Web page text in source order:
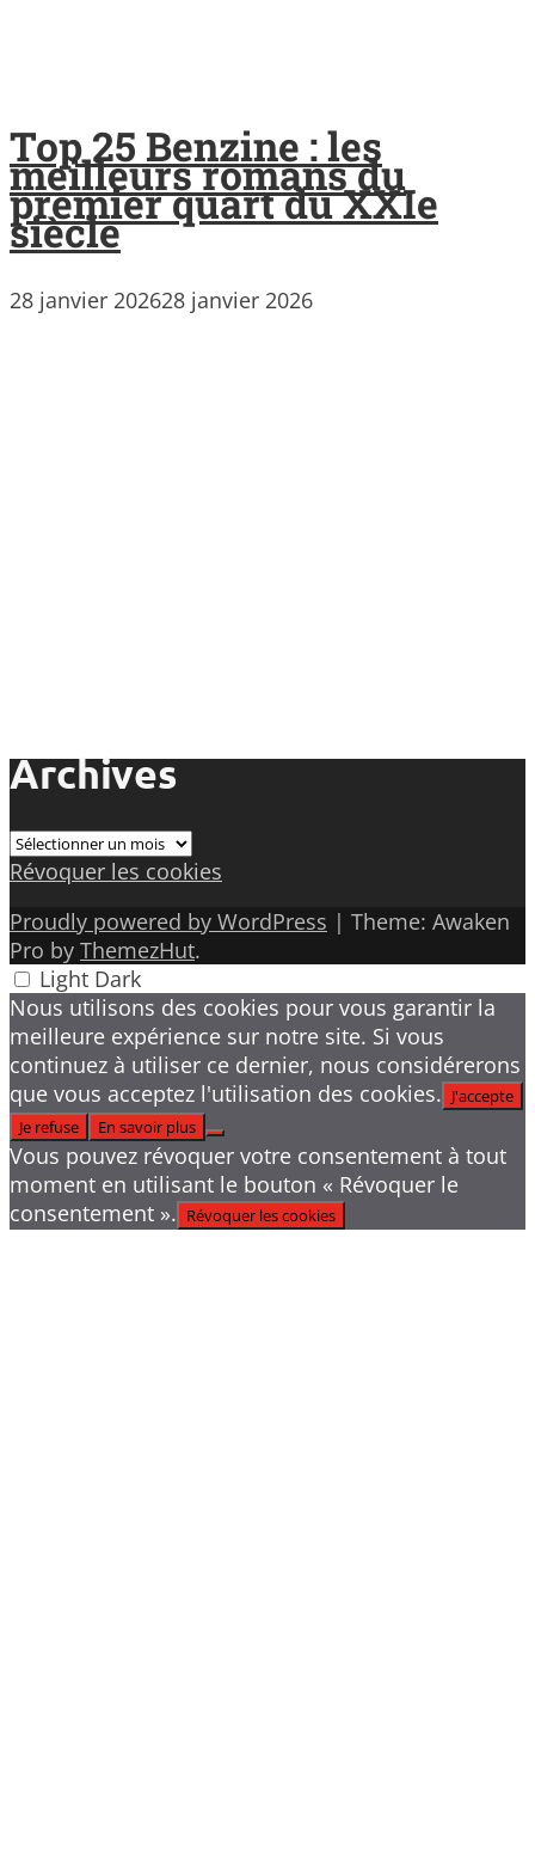
Top 25 Benzine : les
meilleurs romans du
premier quart du XXIe
siècle
28 janvier 202628 janvier 2026
Archives
Archives
Révoquer les cookies
Proudly powered by WordPress | Theme: Awaken
Pro by ThemezHut.
Light Dark
Nous utilisons des cookies pour vous garantir la
meilleure expérience sur notre site. Si vous
continuez à utiliser ce dernier, nous considérerons
que vous acceptez l'utilisation des cookies. J'accepte
Je refuse
En savoir plus
Vous pouvez révoquer votre consentement à tout
moment en utilisant le bouton « Révoquer le
consentement ». Révoquer les cookies